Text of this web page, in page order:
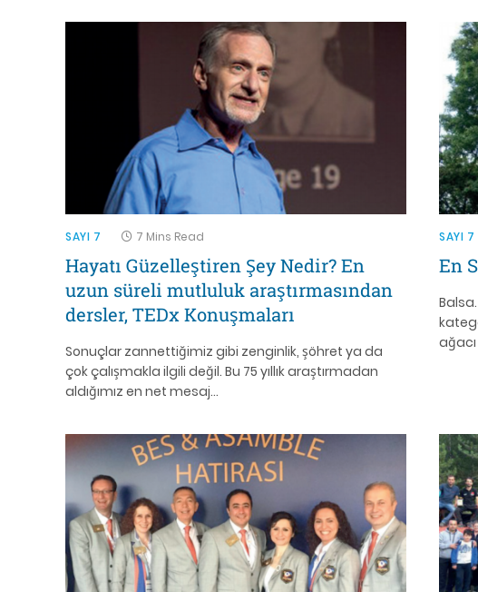
SAYI 7 7 Mins Read
Hayatı Güzelleştiren Şey Nedir? En
uzun süreli mutluluk araştırmasından
dersler, TEDx Konuşmaları
Sonuçlar zannettiğimiz gibi zenginlik, şöhret ya da
çok çalışmakla ilgili değil. Bu 75 yıllık araştırmadan
aldığımız en net mesaj…
SAYI 7
En